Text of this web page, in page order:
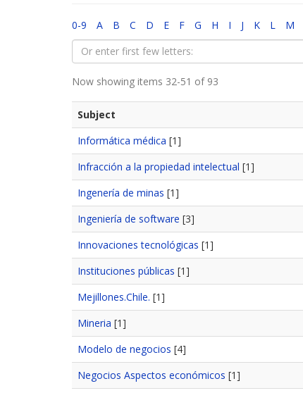
0-9 A B C D E F G H I J K L M
Now showing items 32-51 of 93
Subject
Informática médica [1]
Infracción a la propiedad intelectual [1]
Ingenería de minas [1]
Ingeniería de software [3]
Innovaciones tecnológicas [1]
Instituciones públicas [1]
Mejillones.Chile. [1]
Mineria [1]
Modelo de negocios [4]
Negocios Aspectos económicos [1]